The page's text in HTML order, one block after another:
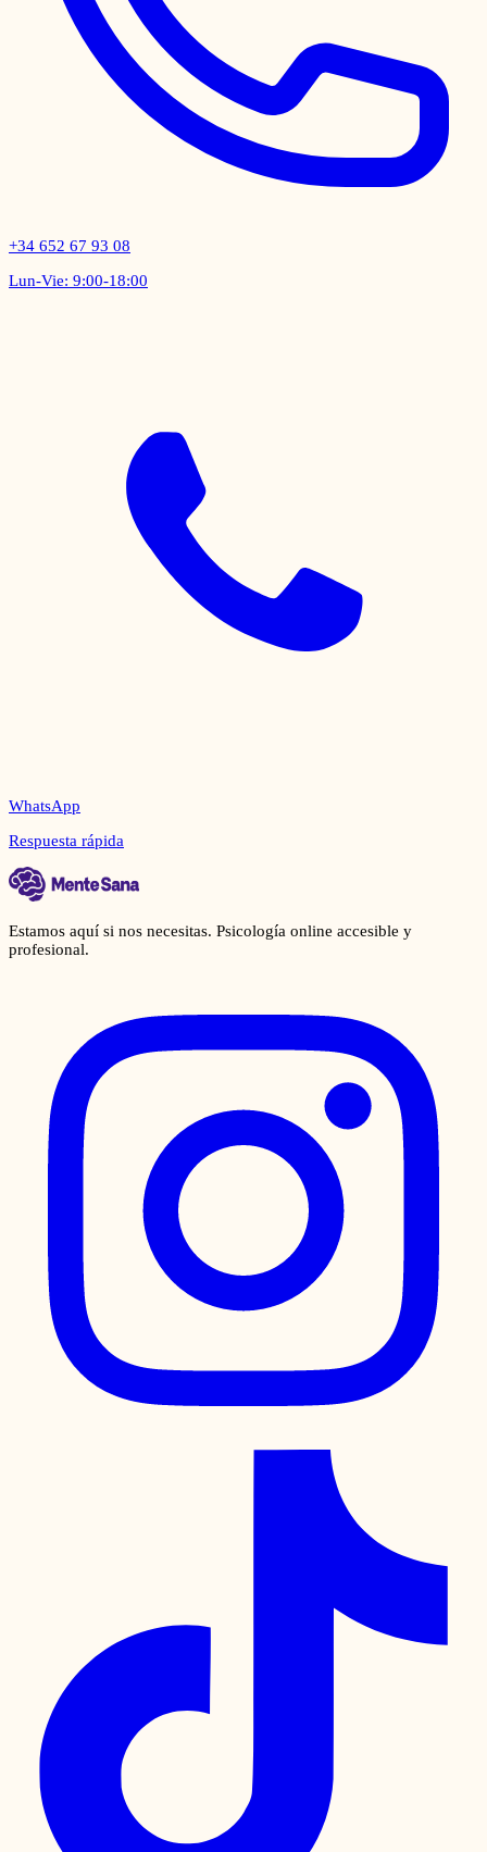
+34 652 67 93 08
Lun-Vie: 9:00-18:00
WhatsApp
Respuesta rápida
Estamos aquí si nos necesitas. Psicología online accesible y
profesional.